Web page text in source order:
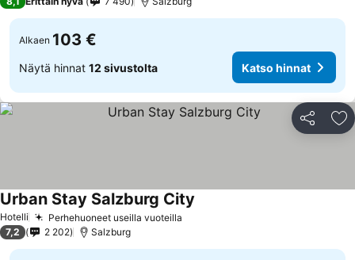
Alkaen 103 €
Näytä hinnat 12 sivustolta Katso hinnat
Jaa
Hotelli Perhehuoneet useilla vuoteilla
Urban Stay Salzburg City
7,2 2 202 Salzburg